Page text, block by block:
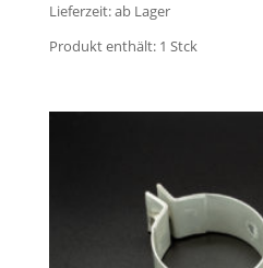
Lieferzeit:ab Lager
Produkt enthält: 1 Stck